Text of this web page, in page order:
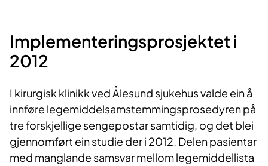
Implementeringsprosjektet i
2012
I kirurgisk klinikk ved Ålesund sjukehus valde ein å
innføre legemiddelsamstemmingsprosedyren på
tre forskjellige sengepostar samtidig, og det blei
gjennomført ein studie der i 2012. Delen pasientar
med manglande samsvar mellom legemiddellista